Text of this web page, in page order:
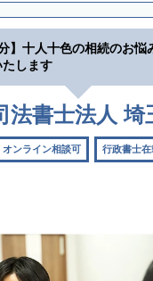
】十人十色の相続のお悩
します
法書士法人 埼
オンライン相談可 行政書士在